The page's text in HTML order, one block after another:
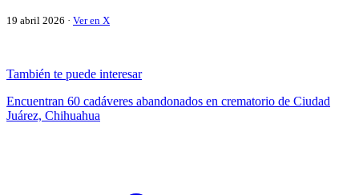
19 abril 2026 · Ver en X
También te puede interesar
Encuentran 60 cadáveres abandonados en crematorio de Ciudad
Juárez, Chihuahua